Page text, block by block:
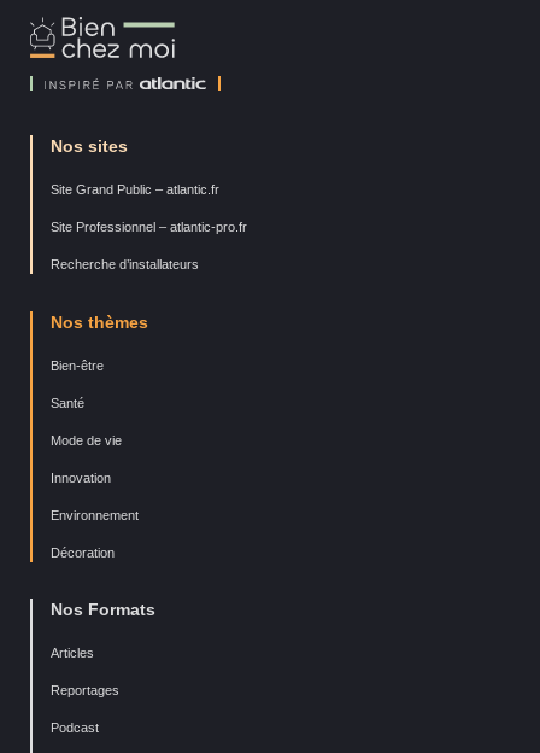
Bien
Chez
Nos sites
Site Grand Public – atlantic.fr
Site Professionnel – atlantic-pro.fr
Recherche d’installateurs
Nos thèmes
Bien-être
Santé
Mode de vie
Innovation
Environnement
Décoration
Nos Formats
Articles
Reportages
Podcast